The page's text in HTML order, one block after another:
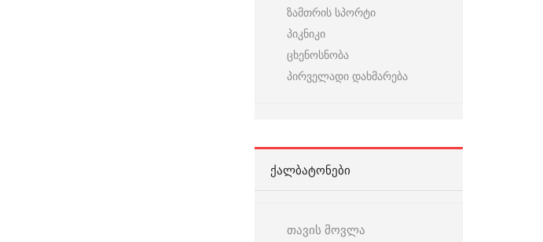
ზამთრის სპორტი
პიკნიკი
ცხენოსნობა
პირველადი დახმარება
ᲥᲐᲚᲑᲐᲢᲝᲜᲔᲑᲘ
თავის მოვლა